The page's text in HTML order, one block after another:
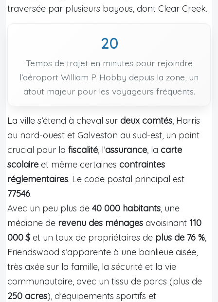
traversée par plusieurs bayous, dont Clear Creek.
20
Temps de trajet en minutes pour rejoindre
l’aéroport William P. Hobby depuis la zone, un
atout majeur pour les voyageurs fréquents.
La ville s’étend à cheval sur deux comtés, Harris
au nord-ouest et Galveston au sud-est, un point
crucial pour la fiscalité, l’assurance, la carte
scolaire et même certaines contraintes
réglementaires. Le code postal principal est
77546.
Avec un peu plus de 40 000 habitants, une
médiane de revenu des ménages avoisinant 110
000 $et un taux de propriétaires de plus de 76 %,
Friendswood s’apparente à une banlieue aisée,
très axée sur la famille, la sécurité et la vie
communautaire, avec un tissu de parcs (plus de
250 acres), d’équipements sportifs et